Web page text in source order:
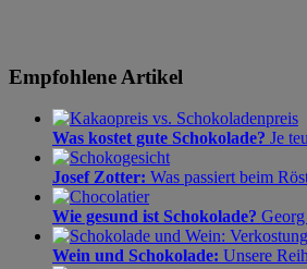
Empfohlene Artikel
Was kostet gute Schokolade? Je
Josef Zotter: Was passiert beim
Wie gesund ist Schokolade?
Wein und Schokolade: Unsere